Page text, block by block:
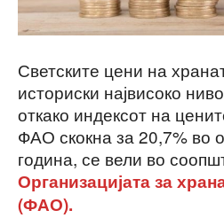
Светските цени на
историски највисоко
откако индексот на
ФАО скокна за 20,7% во
година, се вели во
Организацијата за
(ФАО).